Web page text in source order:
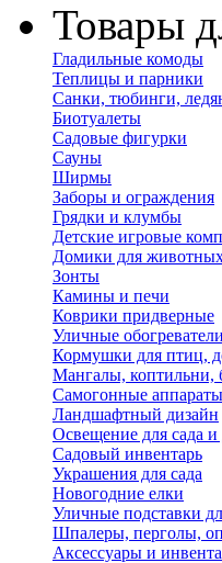
Товары
Гладильные комоды
Теплицы и парники
Санки, тюбинги,
Биотуалеты
Садовые фигурки
Сауны
Ширмы
Заборы и ограждения
Грядки и клумбы
Детские игровые
Домики для
Зонты
Камины и печи
Коврики придверные
Уличные обогреватели
Кормушки для птиц,
Мангалы, коптильни,
Самогонные аппараты
Ландшафтный дизайн
Освещение для сада и
Садовый инвентарь
Украшения для сада
Новогодние елки
Уличные подставки
Шпалеры, перголы,
Аксессуары и